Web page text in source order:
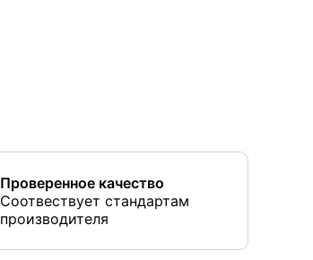
Проверенное качество
Соотвествует стандартам
производителя